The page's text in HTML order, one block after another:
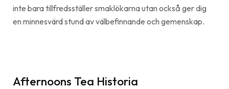
inte bara tillfredsställer smaklökarna utan också ger dig
en minnesvärd stund av välbefinnande och gemenskap.
Afternoons Tea Historia